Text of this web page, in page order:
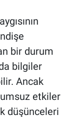
bir durum
bilgiler
Ancak
etkiler
düşünceleri